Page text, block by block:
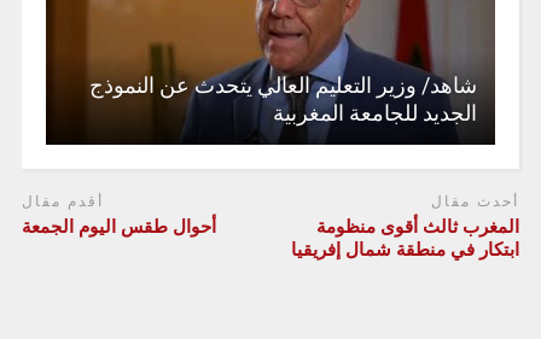
شاهد/ وزير التعليم العالي يتحدث عن النموذج
الجديد للجامعة المغربية
أحدث مقال
المغرب ثالث أقوى منظومة
ابتكار في منطقة شمال إفريقيا
أقدم مقال
أحوال طقس اليوم الجمعة